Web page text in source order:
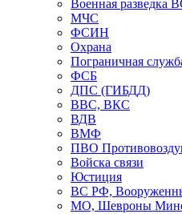
Военная разведка
МЧС
ФСИН
Охрана
Пограничная
ФСБ
ДПС (ГИБДД)
ВВС, ВКС
ВДВ
ВМФ
ПВО
Войска связи
Юстиция
ВС РФ,
МО, Шевроны